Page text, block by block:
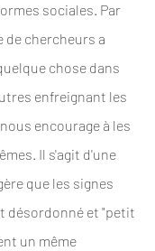
sociales. Par
de chercheurs a
chose dans
enfreignant les
encourage à les
Il s'agit d'une
que les signes
désordonné et "petit
un même